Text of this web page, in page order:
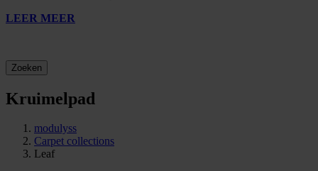
LEER MEER
Zoeken
Kruimelpad
modulyss
Carpet collections
Leaf